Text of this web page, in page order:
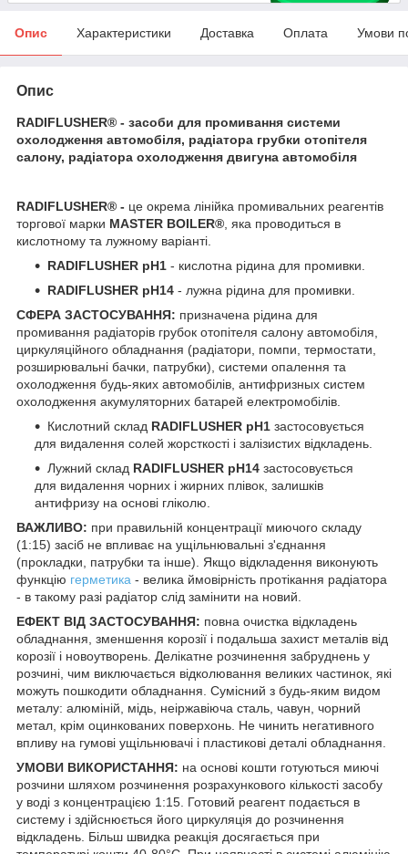
Опис Характеристики Доставка Оплата Умови
Опис
RADIFLUSHER® - засоби для промивання системи
охолодження автомобіля, радіатора грубки отопітеля
салону, радіатора охолодження двигуна автомобіля
RADIFLUSHER® - це окрема лінійка промивальних реагентів
торгової марки MASTER BOILER®, яка проводиться в
кислотному та лужному варіанті.
RADIFLUSHER pH1 - кислотна рідина для промивки.
RADIFLUSHER pH14 - лужна рідина для промивки.
СФЕРА ЗАСТОСУВАННЯ: призначена рідина для
промивання радіаторів грубок отопітеля салону автомобіля,
циркуляційного обладнання (радіатори, помпи, термостати,
розширювальні бачки, патрубки), системи опалення та
охолодження будь-яких автомобілів, антифризных систем
охолодження акумуляторних батарей електромобілів.
Кислотний склад RADIFLUSHER pH1 застосовується
для видалення солей жорсткості і залізистих відкладень.
Лужний склад RADIFLUSHER pH14 застосовується
для видалення чорних і жирних плівок, залишків
антифризу на основі гліколю.
ВАЖЛИВО: при правильній концентрації миючого складу
(1:15) засіб не впливає на ущільнювальні з'єднання
(прокладки, патрубки та інше). Якщо відкладення виконують
функцію герметика - велика ймовірність протікання радіатора
- в такому разі радіатор слід замінити на новий.
ЕФЕКТ ВІД ЗАСТОСУВАННЯ: повна очистка відкладень
обладнання, зменшення корозії і подальша захист металів від
корозії і новоутворень. Делікатне розчинення забруднень у
розчині, чим виключається відколювання великих частинок, які
можуть пошкодити обладнання. Сумісний з будь-яким видом
металу: алюміній, мідь, неіржавіюча сталь, чавун, чорний
метал, крім оцинкованих поверхонь. Не чинить негативного
впливу на гумові ущільнювачі і пластикові деталі обладнання.
УМОВИ ВИКОРИСТАННЯ: на основі кошти готуються миючі
розчини шляхом розчинення розрахункового кількості засобу
у воді з концентрацією 1:15. Готовий реагент подається в
систему і здійснюється його циркуляція до розчинення
відкладень. Більш швидка реакція досягається при